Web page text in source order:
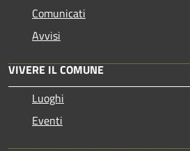
Comunicati
Avvisi
VIVERE IL COMUNE
Luoghi
Eventi